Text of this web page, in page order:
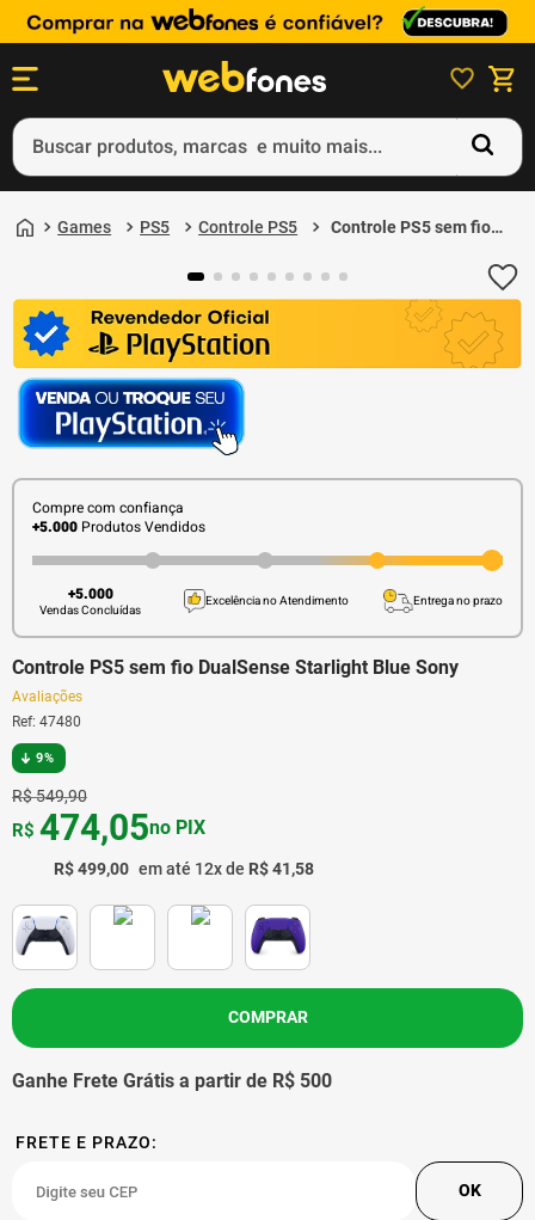
Buscar produtos, marcas e muito mais...
Games PS5 Controle PS5
Controle PS5 sem fio
Compre com confiança
+5.000 Produtos Vendidos
+5.000
Vendas Concluídas
Excelência no Atendimento Entrega no prazo
Controle PS5 sem fio DualSense Starlight Blue Sony
Avaliações
Ref: 47480
9%
R$549,90
R$499,00 em até 12x de R$41,58
R$ 474,05no PIX
COMPRAR
Ganhe Frete Grátis a partir de R$ 500
3º
ps4
4º
smartphone
notebook